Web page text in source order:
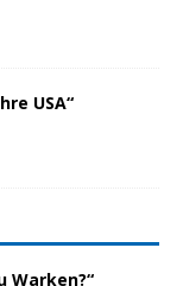
USA“
Warken?“